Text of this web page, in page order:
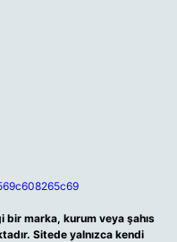
marka, kurum veya şahıs
Sitede yalnızca kendi